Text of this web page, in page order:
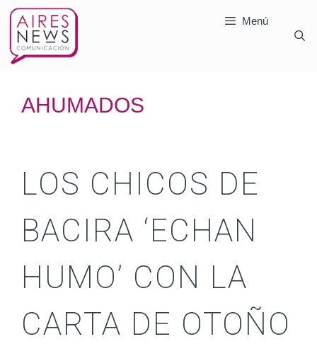
Menú
AHUMADOS
LOS CHICOS DE
BACIRA ‘ECHAN
HUMO’ CON LA
CARTA DE OTOÑO